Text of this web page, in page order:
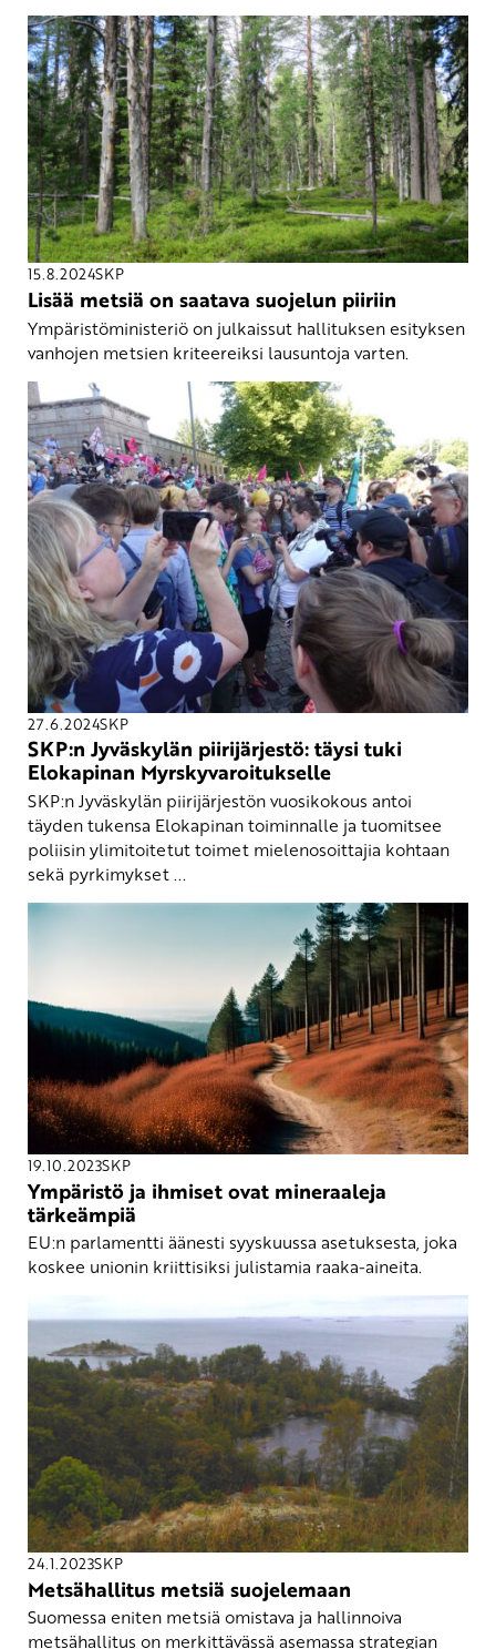
15.8.2024SKP
Lisää metsiä on saatava suojelun piiriin
Ympäristöministeriö on julkaissut hallituksen esityksen
vanhojen metsien kriteereiksi lausuntoja varten.
27.6.2024SKP
SKP:n Jyväskylän piirijärjestö: täysi tuki
Elokapinan Myrskyvaroitukselle
SKP:n Jyväskylän piirijärjestön vuosikokous antoi
täyden tukensa Elokapinan toiminnalle ja tuomitsee
poliisin ylimitoitetut toimet mielenosoittajia kohtaan
sekä pyrkimykset ...
19.10.2023SKP
Ympäristö ja ihmiset ovat mineraaleja
tärkeämpiä
EU:n parlamentti äänesti syyskuussa asetuksesta, joka
koskee unionin kriittisiksi julistamia raaka-aineita.
24.1.2023SKP
Metsähallitus metsiä suojelemaan
Suomessa eniten metsiä omistava ja hallinnoiva
metsähallitus on merkittävässä asemassa strategian